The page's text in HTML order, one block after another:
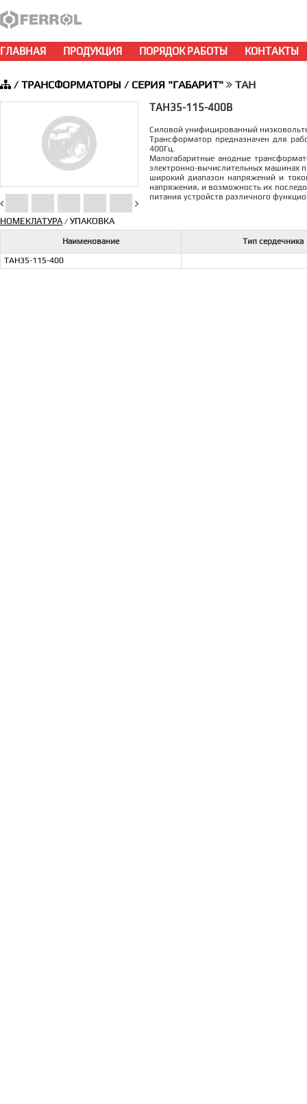
ГЛАВНАЯ ПРОДУКЦИЯ ПОРЯДОК РАБОТЫ КОНТАКТЫ
/ТРАНСФОРМАТОРЫ / СЕРИЯ "ГАБАРИТ" ТАН
ТАН35-115-400В
Силовой унифицированный
Трансформатор предназначен для
400Гц.
Малогабаритные aнодные
электронно-вычислительных машинах
широкий диапазон напряжений и
напряжения, и возможность их
питания устройств различного
НОМЕКЛАТУРА/ УПАКОВКА
Наименование
Тип сердечника
ТАН35-115-400